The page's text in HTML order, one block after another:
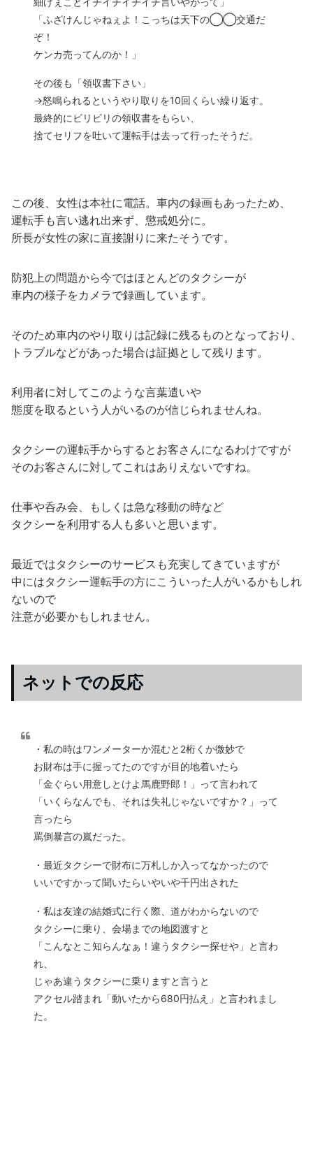
「ふざけんじゃねぇよ！こっちは天下の◯◯交通だ
ぞ！
ケンカ売ってんのか！」
その後も「領収書下さい」
→怒鳴られるというやり取りを10回くらい繰り返す。
最終的にビリビリの領収書をもらい、
捨てセリフを吐いて運転手は去って行ったそうだ。
この後、女性は本社に電話。車内の録画もあったため、
運転手も言い逃れ出来ず、懲戒処分に。
所長が女性の家に直接謝りに来たそうです。
防犯上の問題から今ではほとんどのタクシーが
車内の様子をカメラで録画しています。
そのため車内のやり取りは記録に残るものとなっており、
トラブルなどがあった場合は証拠として残ります。
利用者に対してこのような言葉遣いや
態度を取るという人がいるのが信じられませんね。
タクシーの運転手からするとお客さんになるわけですが
そのお客さんに対してこれはありえないですね。
仕事や呑み会、もしくは急な移動の時など
タクシーを利用する人も多いと思います。
最近ではタクシーのサービスも充実してきていますが
中にはタクシー運転手の方にこういった人がいるかもしれ
ないので
注意が必要かもしれません。
ネットでの反応
・私の時はワンメーターか混むと2桁くか微妙で
お財布は手に握ってたのですが目的地着いたら
「金ぐらい用意しとけよ馬鹿野郎！」って言われて
「いくらなんでも、それは失礼じゃないですか？」って
言ったら
罵倒暴言の嵐だった。
・最近タクシーで財布に万札しか入ってなかったので
いいですかって聞いたらいやいや千円出された
・私は友達の結婚式に行く際、道がわからないので
タクシーに乗り、会場までの地図渡すと
「こんなとこ知らんなぁ！違うタクシー探せや」と言わ
れ、
じゃあ違うタクシーに乗りますと言うと
アクセル踏まれ「動いたから680円払え」と言われまし
た。